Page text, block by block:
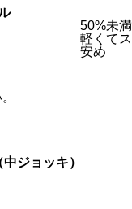
50%未
軽くて
安め
ジョッキ）